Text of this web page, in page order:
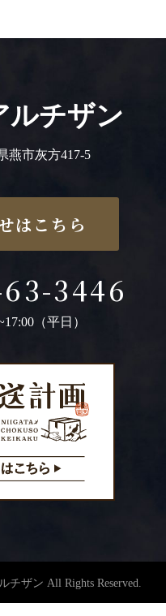
ルチザン
燕市灰方417-5
はこちら
3446
（平日）
ザン All Rights Reserved.